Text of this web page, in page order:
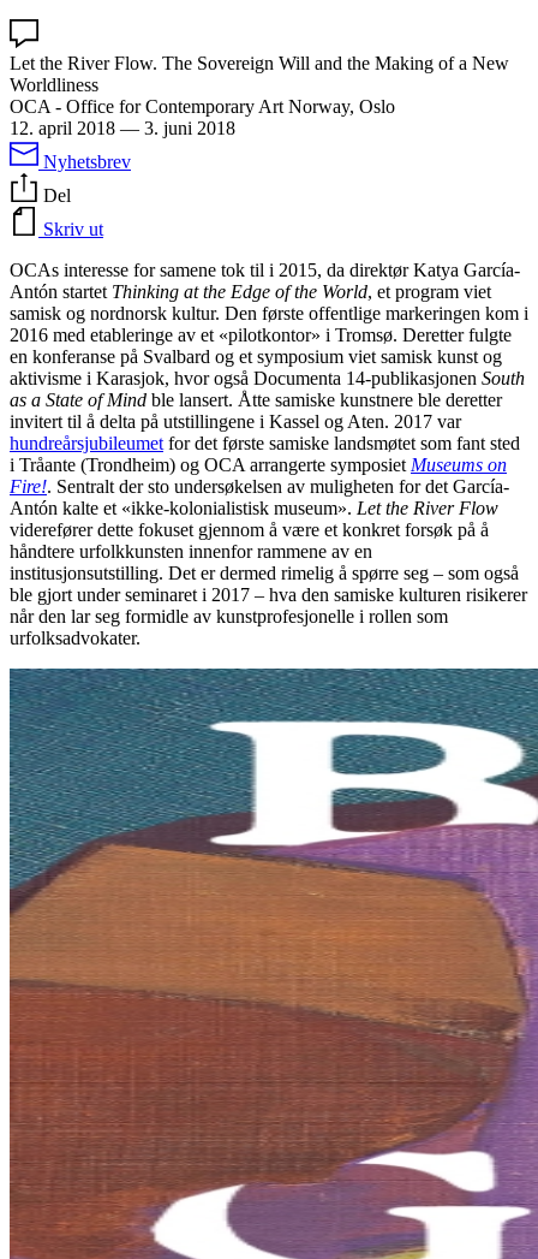
Let the River Flow. The Sovereign Will and the Making of a New
Worldliness
OCA - Office for Contemporary Art Norway, Oslo
12. april 2018 — 3. juni 2018
Nyhetsbrev
Del
Skriv ut
OCAs interesse for samene tok til i 2015, da direktør Katya García-
Antón startet Thinking at the Edge of the World, et program viet
samisk og nordnorsk kultur. Den første offentlige markeringen kom i
2016 med etableringe av et «pilotkontor» i Tromsø. Deretter fulgte
en konferanse på Svalbard og et symposium viet samisk kunst og
aktivisme i Karasjok, hvor også Documenta 14-publikasjonen South
as a State of Mind ble lansert. Åtte samiske kunstnere ble deretter
invitert til å delta på utstillingene i Kassel og Aten. 2017 var
hundreårsjubileumet for det første samiske landsmøtet som fant sted
i Tråante (Trondheim) og OCA arrangerte symposiet Museums on
Fire!. Sentralt der sto undersøkelsen av muligheten for det García-
Antón kalte et «ikke-kolonialistisk museum». Let the River Flow
viderefører dette fokuset gjennom å være et konkret forsøk på å
håndtere urfolkkunsten innenfor rammene av en
institusjonsutstilling. Det er dermed rimelig å spørre seg – som også
ble gjort under seminaret i 2017 – hva den samiske kulturen risikerer
når den lar seg formidle av kunstprofesjonelle i rollen som
urfolksadvokater.